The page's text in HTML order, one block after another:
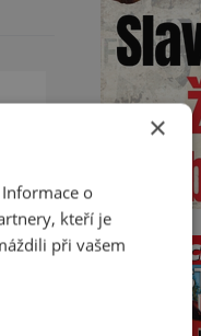
×
o
kteří je
při vašem